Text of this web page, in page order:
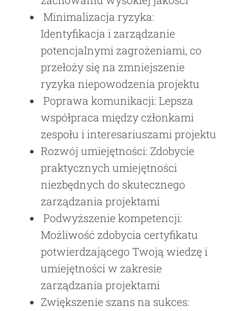
Minimalizacja ryzyka:
Identyfikacja i zarządzanie
potencjalnymi zagrożeniami, co
przełoży się na zmniejszenie
ryzyka niepowodzenia projektu
Poprawa komunikacji: Lepsza
współpraca między członkami
zespołu i interesariuszami projektu
Rozwój umiejętności: Zdobycie
praktycznych umiejętności
niezbędnych do skutecznego
zarządzania projektami
Podwyższenie kompetencji:
Możliwość zdobycia certyfikatu
potwierdzającego Twoją wiedzę i
umiejętności w zakresie
zarządzania projektami
Zwiększenie szans na sukces: